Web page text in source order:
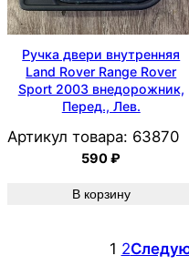
Ручка двери внутренняя
Land Rover Range Rover
Sport 2003 внедорожник,
Перед., Лев.
Артикул товара: 63870
590₽
В корзину
1 2